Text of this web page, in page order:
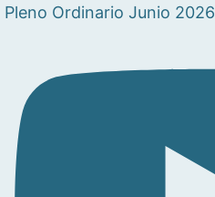
Pleno Ordinario Junio 2026